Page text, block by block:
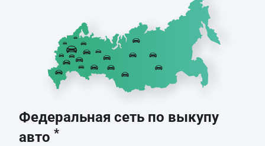
Федеральная сеть по выкупу
авто *